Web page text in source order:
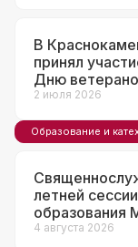
В
принял
Дню
2 июля 2026
Образование и
летней
образования
4 августа 2026